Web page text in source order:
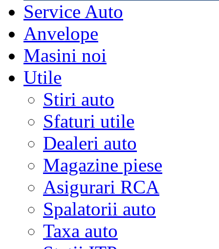
Service Auto
Anvelope
Masini noi
Utile
Stiri auto
Sfaturi utile
Dealeri auto
Magazine piese
Asigurari RCA
Spalatorii auto
Taxa auto